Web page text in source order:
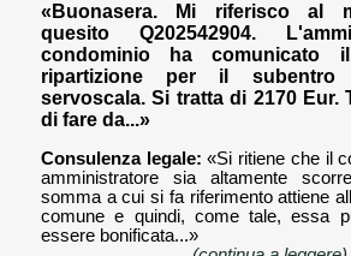
«Buonasera. Mi riferisco al
quesito Q202542904.
condominio ha comunicato
ripartizione per il subentro
servoscala. Si tratta di 2170 Eur.
di fare da...»
Consulenza legale: «Si ritiene che il
amministratore sia altamente
somma a cui si fa riferimento attiene
comune e quindi, come tale, essa
essere bonificata...»